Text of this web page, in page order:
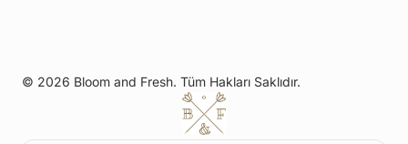
© 2026 Bloom and Fresh. Tüm Hakları Saklıdır.